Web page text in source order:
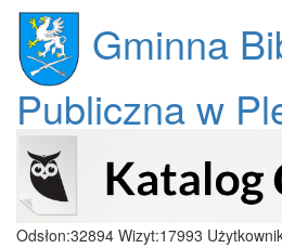
Gminna
Publiczna w
Odsłon:32894 Wizyt:17993